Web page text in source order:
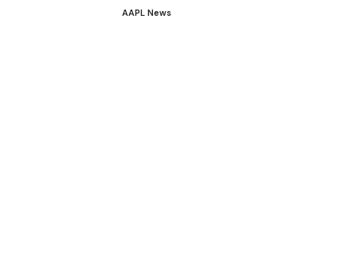
AAPL News